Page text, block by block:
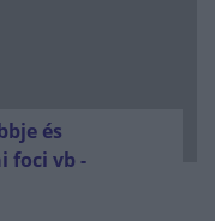
és
foci vb -